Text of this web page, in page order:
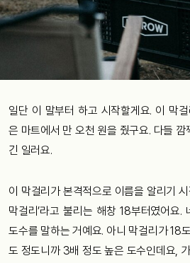
일단 이 말부터 하고 시작할게요. 이 막
은 마트에서 만 오천 원을 줬구요. 다들
긴 일러요.
이 막걸리가 본격적으로 이름을 알리기
막걸리’라고 불리는 해창 18부터였어요.
도수를 말하는 거예요. 아니 막걸리가 18
도 정도니까 3배 정도 높은 도수인데요,